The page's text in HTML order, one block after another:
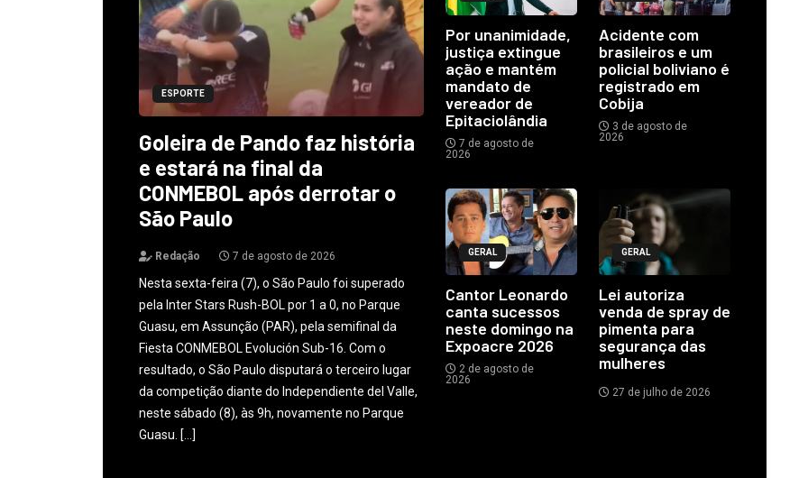
ESPORTE
Goleira de Pando faz história
e estará na final da
CONMEBOL após derrotar o
São Paulo
Redação 7 de agosto de 2026
Nesta sexta-feira (7), o São Paulo foi superado
pela Inter Stars Rush-BOL por 1 a 0, no Parque
Guasu, em Assunção (PAR), pela semifinal da
Fiesta CONMEBOL Evolución Sub-16. Com o
resultado, o São Paulo disputará o terceiro lugar
da competição diante do Independiente del Valle,
neste sábado (8), às 9h, novamente no Parque
Guasu. […]
Por unanimidade,
justiça extingue
ação e mantém
mandato de
vereador de
Epitaciolândia
7 de agosto de
2026
Acidente com
brasileiros e um
policial boliviano é
registrado em
Cobija
3 de agosto de
2026
GERAL
Cantor Leonardo
canta sucessos
neste domingo na
Expoacre 2026
2 de agosto de
2026
GERAL
Lei autoriza
venda de spray de
pimenta para
segurança das
mulheres
27 de julho de 2026